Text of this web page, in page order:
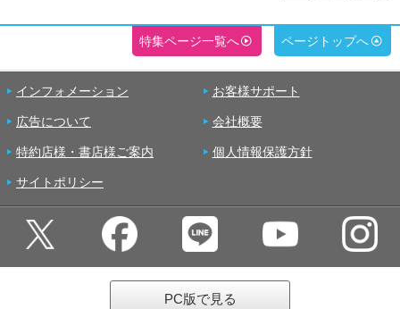
特集ページ一覧へ ページトップへ
インフォメーション お客様サポート
広告について 会社概要
特約店様・書店様ご案内 個人情報保護方針
サイトポリシー
PC版で見る